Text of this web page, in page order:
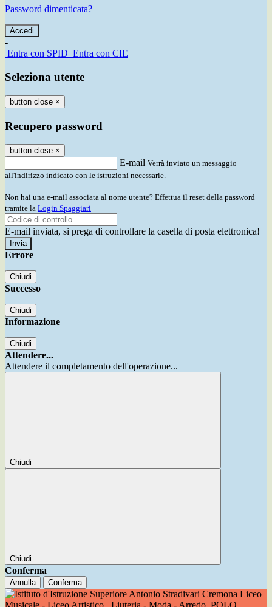
Password dimenticata?
-
Entra con SPID Entra con CIE
Seleziona utente
button close ×
Recupero password
button close ×
E-mail Verrà inviato un messaggio
all'indirizzo indicato con le istruzioni necessarie.
Non hai una e-mail associata al nome utente? Effettua il reset della password
tramite la Login Spaggiari
E-mail inviata, si prega di controllare la casella di posta elettronica!
Errore
Chiudi
Successo
Chiudi
Informazione
Chiudi
Attendere...
Attendere il completamento dell'operazione...
Chiudi
Chiudi
Conferma
Annulla Conferma
Liceo